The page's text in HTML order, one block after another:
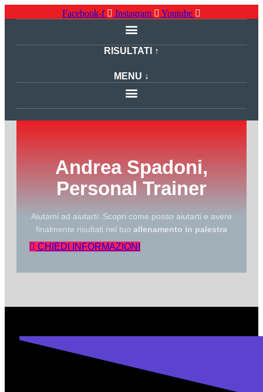
Facebook-f Instagram Youtube
RISULTATI ↑
MENU ↓
Andrea Spadoni,
Personal Trainer
Aiutami ad aiutarti: Scopri come posso aiutarti e avere
finalmente risultati nel tuo allenamento in palestra
CHIEDI INFORMAZIONI